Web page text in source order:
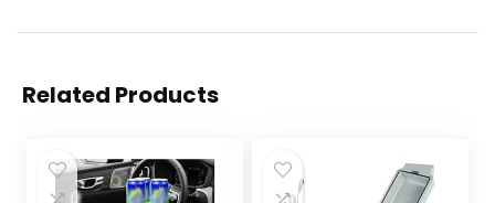
Related Products